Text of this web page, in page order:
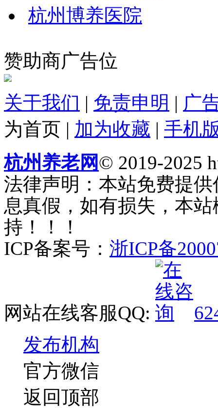
杭州博养医院
赞助商广告位
关于我们 | 免责申明 | 广
为首页 | 加为收藏 | 手机
杭州养老网© 2019-2025
法律声明：本站免费提
息真假，如有损失，本
持！！！
ICP备案号： 浙ICP备
网站在线客服QQ:
发布机构
官方微信
返回顶部